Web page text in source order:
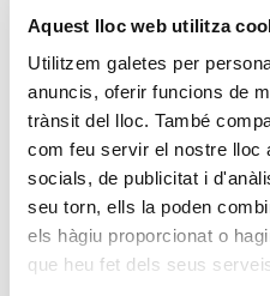
Aquest lloc web utilitza
Utilitzem galetes per
anuncis, oferir funcions de
trànsit del lloc. També
com feu servir el nostre lloc
socials, de publicitat i
seu torn, ells la poden
els hàgiu proporcionat o
que heu fet dels seus
No socio - Miembro del
Administradores de
No socio - Miembro de
Ibiza y Formentera:52,00
No Socio - No
Soy
Inscripción